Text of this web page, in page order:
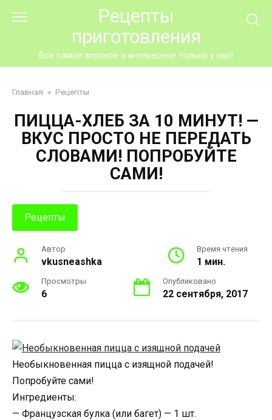
Рецепты
приготовления
Все самое вкусное и интересное только у нас!
Главная » Рецепты
ПИЦЦА-ХЛЕБ ЗА 10 МИНУТ! —
ВКУС ПРОСТО НЕ ПЕРЕДАТЬ
СЛОВАМИ! ПОПРОБУЙТЕ
САМИ!
Рецепты
Автор
vkusneashka
Время чтения
1 мин.
Просмотры
6
Опубликовано
22 сентября, 2017
Необыкновенная пицца с изящной подачей!
Попробуйте сами!
Ингредиенты:
— Французская булка (или багет) — 1 шт.